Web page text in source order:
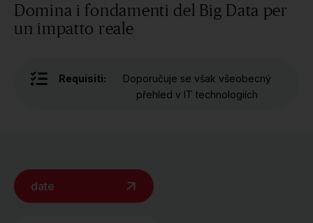
Domina i fondamenti del Big Data per
un impatto reale
Requisiti:
Doporučuje se však všeobecný
přehled v IT technologiích
date